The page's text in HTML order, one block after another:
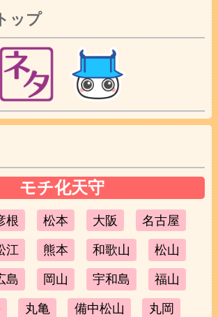
ップ
モチ化天守
根 松本 大阪 名古屋
江 熊本 和歌山 松山
島 岡山 宇和島 福山
丸亀 備中松山 丸岡